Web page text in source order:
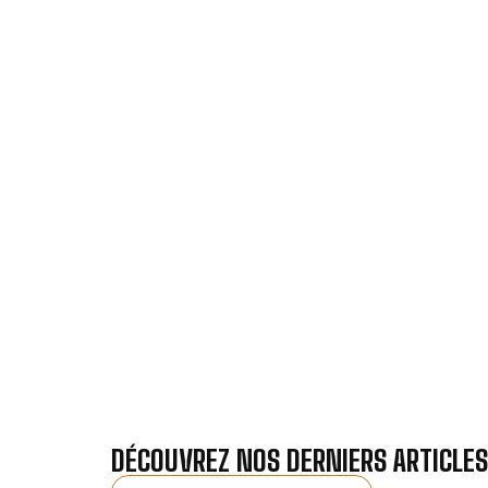
DÉCOUVREZ NOS DERNIERS